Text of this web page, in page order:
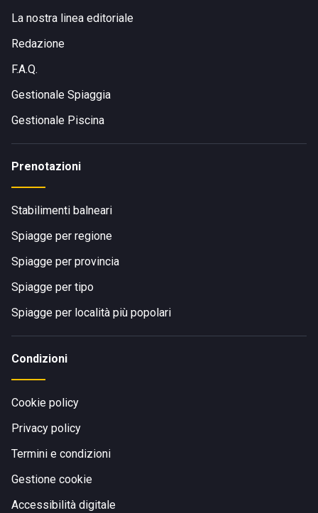
La nostra linea editoriale
Redazione
F.A.Q.
Gestionale Spiaggia
Gestionale Piscina
Prenotazioni
Stabilimenti balneari
Spiagge per regione
Spiagge per provincia
Spiagge per tipo
Spiagge per località più popolari
Condizioni
Cookie policy
Privacy policy
Termini e condizioni
Gestione cookie
Accessibilità digitale